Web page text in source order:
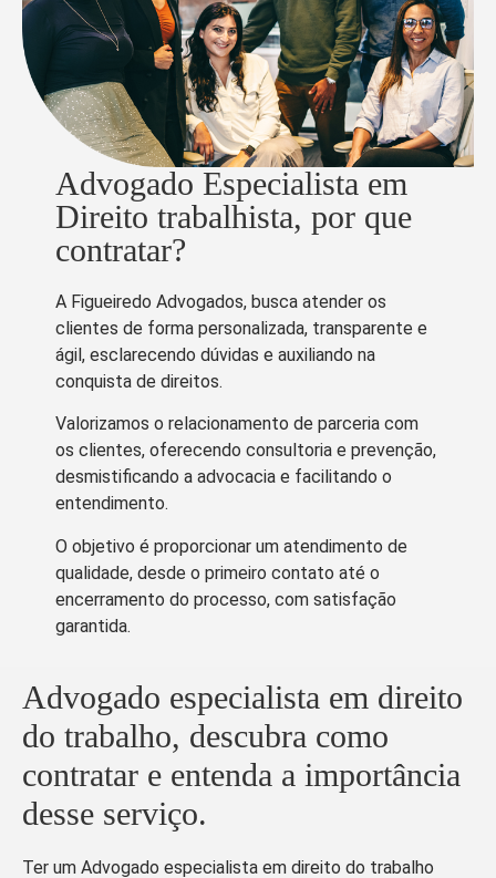
Advogado Especialista em
Direito trabalhista, por que
contratar?
A Figueiredo Advogados, busca atender os
clientes de forma personalizada, transparente e
ágil, esclarecendo dúvidas e auxiliando na
conquista de direitos.
Valorizamos o relacionamento de parceria com
os clientes, oferecendo consultoria e prevenção,
desmistificando a advocacia e facilitando o
entendimento.
O objetivo é proporcionar um atendimento de
qualidade, desde o primeiro contato até o
encerramento do processo, com satisfação
garantida.
Advogado especialista em direito
do trabalho, descubra como
contratar e entenda a importância
desse serviço.
Ter um Advogado especialista em direito do trabalho